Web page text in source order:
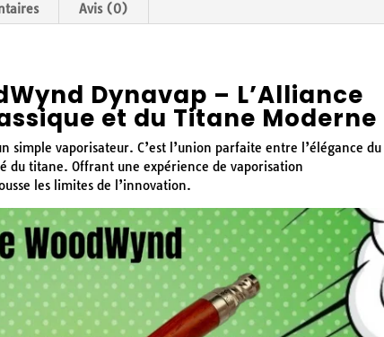
Avis (0)
Dynavap – L’Alliance
et du Titane Moderne
simple vaporisateur. C’est l’union parfaite entre l’élégance du
du titane. Offrant une expérience de vaporisation
les limites de l’innovation.